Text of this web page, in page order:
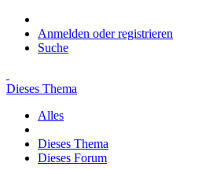
Anmelden oder registrieren
Suche
Dieses Thema
Alles
Dieses Thema
Dieses Forum